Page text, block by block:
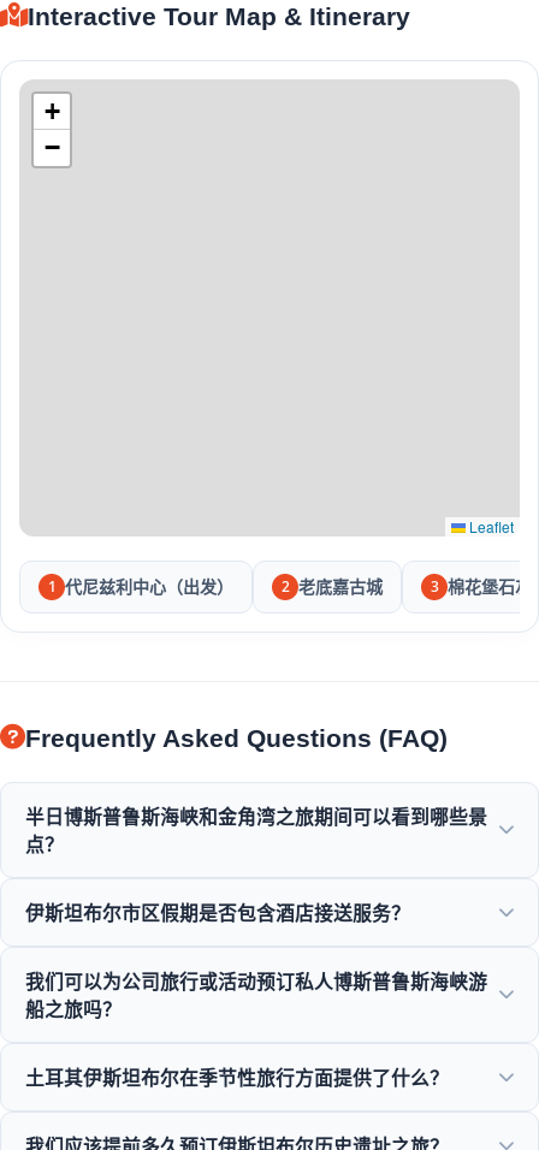
Interactive Tour Map & Itinerary
+
−
Leaflet
1 代尼兹利中心（出发） 2 老底嘉古城 3 棉花堡石灰
Frequently Asked Questions (FAQ)
半日博斯普鲁斯海峡和金角湾之旅期间可以看到哪些景
点？
奥塔科伊清真寺、鲁梅利堡垒以及优雅奥斯曼式别墅的壮丽景
伊斯坦布尔市区假期是否包含酒店接送服务？
位置酒店提供便捷的酒店接送服务。
我们可以为公司旅行或活动预订私人博斯普鲁斯海峡游
船之旅吗？
赁、企业活动和私人博斯普鲁斯晚餐巡游。
土耳其伊斯坦布尔在季节性旅行方面提供了什么？